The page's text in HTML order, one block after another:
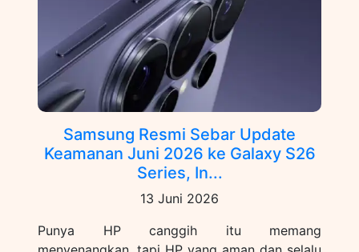
Samsung Resmi Sebar Update
Keamanan Juni 2026 ke Galaxy S26
Series, In...
13 Juni 2026
Punya HP canggih itu memang